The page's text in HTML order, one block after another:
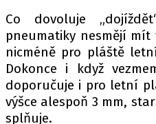
Provozovatelem
INCORP MEDIA
Co dovoluje
pneumatiky nesmějí mít
nicméně pro pláště
Dokonce i když
doporučuje i pro letní
výšce alespoň 3 mm,
splňuje.